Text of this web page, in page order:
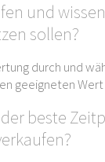
und
sollen?
durch und
geeigneten Wert
beste